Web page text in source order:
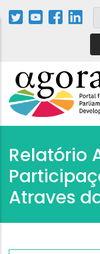
Skip
Relatório
Atraves